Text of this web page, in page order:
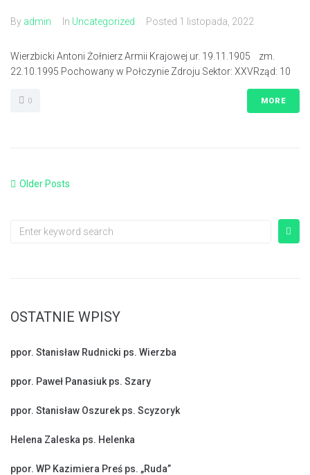
By admin In Uncategorized Posted 1 listopada, 2022
Wierzbicki Antoni Żołnierz Armii Krajowej ur. 19.11.1905 zm.
22.10.1995 Pochowany w Połczynie Zdroju Sektor: XXVRząd: 10
0 MORE
Older Posts
OSTATNIE WPISY
ppor. Stanisław Rudnicki ps. Wierzba
ppor. Paweł Panasiuk ps. Szary
ppor. Stanisław Oszurek ps. Scyzoryk
Helena Zaleska ps. Helenka
ppor. WP Kazimiera Preś ps. „Ruda”